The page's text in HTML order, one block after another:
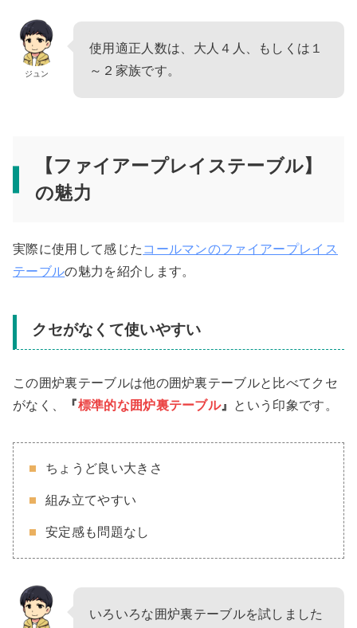
ジュン
使用適正人数は、大人４人、もしくは１
～２家族です。
【ファイアープレイステーブル】
の魅力
実際に使用して感じた コールマンのファイアープレイス
テーブルの魅力を紹介します。
クセがなくて使いやすい
この囲炉裏テーブルは他の囲炉裏テーブルと比べてクセ
がなく、
『標準的な囲炉裏テーブル』 という印象です。
ちょうど良い大きさ
組み立てやすい
安定感も問題なし
いろいろな囲炉裏テーブルを試しました